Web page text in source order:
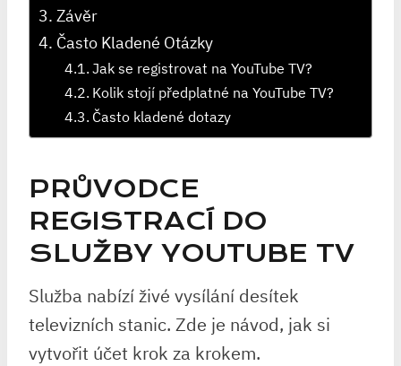
Závěr
Často Kladené Otázky
Jak se registrovat na YouTube TV?
Kolik stojí předplatné na YouTube TV?
Často kladené dotazy
PRŮVODCE
REGISTRACÍ DO
SLUŽBY YOUTUBE TV
Služba nabízí živé vysílání desítek
televizních stanic. Zde je návod, jak si
vytvořit účet krok za krokem.